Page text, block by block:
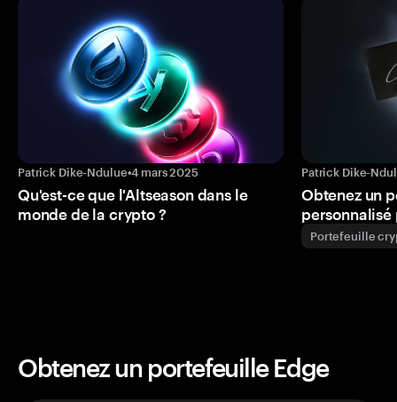
Patrick Dike-Ndulue•4 mars 2025
Qu'est-ce que l'Altseason dans le
monde de la crypto ?
Patrick Dike-
Obtenez un
personnalisé
Portefeuille
Obtenez un portefeuille Edge